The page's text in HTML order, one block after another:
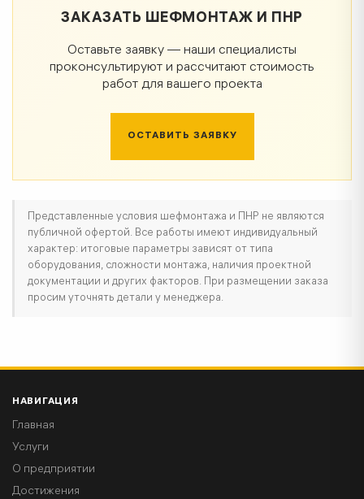
ЗАКАЗАТЬ ШЕФМОНТАЖ И ПНР
Оставьте заявку — наши специалисты
проконсультируют и рассчитают стоимость
работ для вашего проекта
ОСТАВИТЬ ЗАЯВКУ
Представленные условия шефмонтажа и ПНР не являются
публичной офертой. Все работы имеют индивидуальный
характер: итоговые параметры зависят от типа
оборудования, сложности монтажа, наличия проектной
документации и других факторов. При размещении заказа
просим уточнять детали у менеджера.
НАВИГАЦИЯ
Главная
Услуги
О предприятии
Достижения